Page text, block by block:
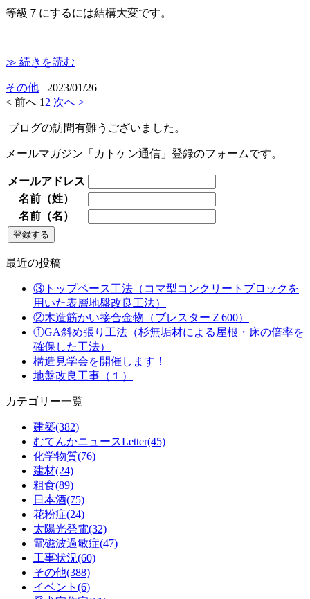
等級７にするには結構大変です。
≫ 続きを読む
その他 2023/01/26
< 前へ 1 2 次へ >
ブログの訪問有難うございました。
メールマガジン「カトケン通信」登録のフォームです。
メールアドレス
名前（姓）
名前（名）
最近の投稿
③トップベース工法（コマ型コンクリートブロックを
用いた表層地盤改良工法）
②木造筋かい接合金物（ブレスターＺ600）
①GA斜め張り工法（杉無垢材による屋根・床の倍率を
確保した工法）
構造見学会を開催します！
地盤改良工事（１）
カテゴリー一覧
建築(382)
むてんかニュースLetter(45)
化学物質(76)
建材(24)
粗食(89)
日本酒(75)
花粉症(24)
太陽光発電(32)
電磁波過敏症(47)
工事状況(60)
その他(388)
イベント(6)